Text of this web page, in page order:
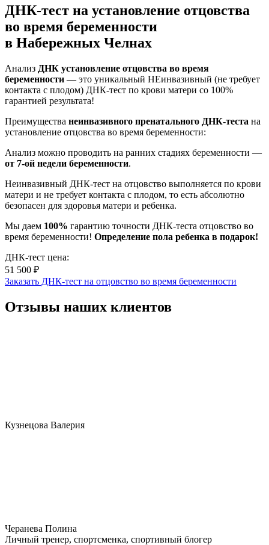
ДНК-тест на установление отцовства
во время беременности
в Набережных Челнах
Анализ ДНК установление отцовства во время
беременности — это уникальный НЕинвазивный (не требует
контакта с плодом) ДНК-тест по крови матери со 100%
гарантией результата!
Преимущества неинвазивного пренатального ДНК-теста на
установление отцовства во время беременности:
Анализ можно проводить на ранних стадиях беременности —
от 7-ой недели беременности.
Неинвазивный ДНК-тест на отцовство выполняется по крови
матери и не требует контакта с плодом, то есть абсолютно
безопасен для здоровья матери и ребенка.
Мы даем 100% гарантию точности ДНК-теста отцовство во
время беременности! Определение пола ребенка в подарок!
ДНК-тест цена:
51 500 ₽
Заказать ДНК-тест на отцовство во время беременности
Отзывы наших клиентов
Кузнецова Валерия
Черанева Полина
Личный тренер, спортсменка, спортивный блогер